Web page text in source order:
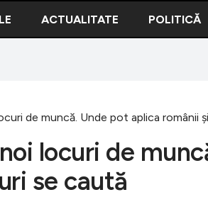
ACTUALITATE POLITICĂ
de muncă. Unde pot aplica românii
locuri de
se caută